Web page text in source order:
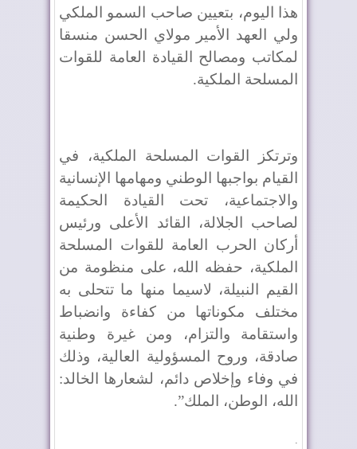
هذا اليوم، بتعيين صاحب السمو الملكي
ولي العهد الأمير مولاي الحسن منسقا
لمكاتب ومصالح القيادة العامة للقوات
المسلحة الملكية.
وترتكز القوات المسلحة الملكية، في
القيام بواجبها الوطني ومهامها الإنسانية
والاجتماعية، تحت القيادة الحكيمة
لصاحب الجلالة، القائد الأعلى ورئيس
أركان الحرب العامة للقوات المسلحة
الملكية، حفظه الله، على منظومة من
القيم النبيلة، لاسيما منها ما تتحلى به
مختلف مكوناتها من كفاءة وانضباط
واستقامة والتزام، ومن غيرة وطنية
صادقة، وروح المسؤولية العالية، وذلك
في وفاء وإخلاص دائم، لشعارها الخالد:
الله، الوطن، الملك”.
.